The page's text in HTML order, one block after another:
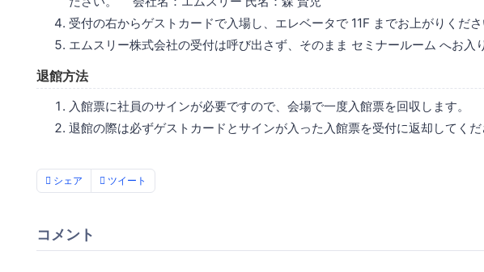
受付の右からゲストカードで入場し、エレベータで 11F までお上がりくださ
エムスリー株式会社の受付は呼び出さず、そのまま セミナールーム へお入
退館方法
入館票に社員のサインが必要ですので、会場で一度入館票を回収します。
退館の際は必ずゲストカードとサインが入った入館票を受付に返却してくだ
シェア ツイート
コメント